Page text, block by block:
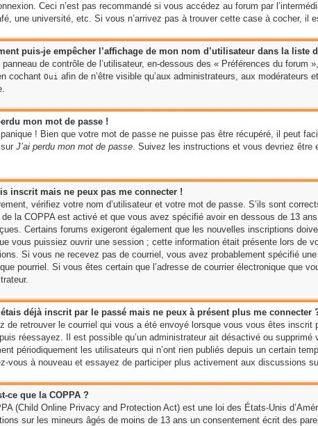
Ceci n’est pas recommandé si vous accédez au forum par
une université, etc. Si vous n’arrivez pas à trouver cette case à cocher, il
puis-je empêcher l’affichage de mon nom d’utilisateur dans la liste
panneau de contrôle de l’utilisateur, en-dessous des « Préférences du forum
cochant Oui afin de n’être visible qu’aux administrateurs, aux
mon mot de passe !
! Bien que votre mot de passe ne puisse pas être récupéré, il peut
J’ai perdu mon mot de passe. Suivez les instructions et vous devriez être
inscrit mais ne peux pas me connecter !
vérifiez votre nom d’utilisateur et votre mot de passe. S’ils sont
de la COPPA est activé et que vous avez spécifié avoir en dessous de 13
Certains forums exigeront également que les nouvelles inscriptions
vous puissiez ouvrir une session ; cette information était présente lors de
Si vous ne recevez pas de courriel, vous avez probablement spécifié
pourriel. Si vous êtes certain que l’adresse de courrier électronique que
déjà inscrit par le passé mais ne peux à présent plus me connecter
de retrouver le courriel qui vous a été envoyé lorsque vous vous êtes
réessayez. Il est possible qu’un administrateur ait désactivé ou
périodiquement les utilisateurs qui n’ont rien publiés depuis un certain
vous à nouveau et essayez de participer plus activement aux discussions
ce que la COPPA ?
(Child Online Privacy and Protection Act) est une loi des États-Unis
sur les mineurs âgés de moins de 13 ans un consentement écrit des